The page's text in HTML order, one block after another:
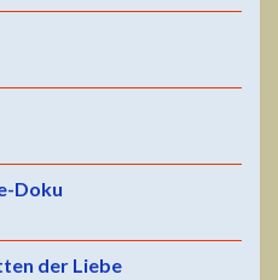
Doku
der Liebe